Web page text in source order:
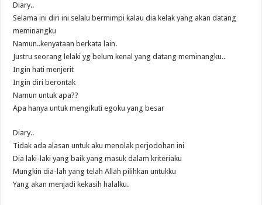
Diary..
Selama ini diri ini selalu bermimpi kalau dia kelak yang akan datang
meminangku
Namun..kenyataan berkata lain.
Justru seorang lelaki yg belum kenal yang datang meminangku..
Ingin hati menjerit
Ingin diri berontak
Namun untuk apa??
Apa hanya untuk mengikuti egoku yang besar
Diary..
Tidak ada alasan untuk aku menolak perjodohan ini
Dia laki-laki yang baik yang masuk dalam kriteriaku
Mungkin dia-lah yang telah Allah pilihkan untukku
Yang akan menjadi kekasih halalku.